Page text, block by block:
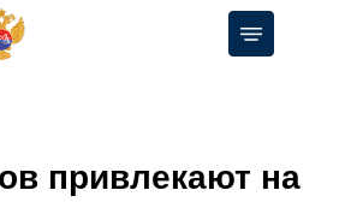
привлекают на